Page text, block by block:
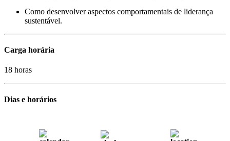
Como desenvolver aspectos comportamentais de liderança
sustentável.
Carga horária
18 horas
Dias e horários